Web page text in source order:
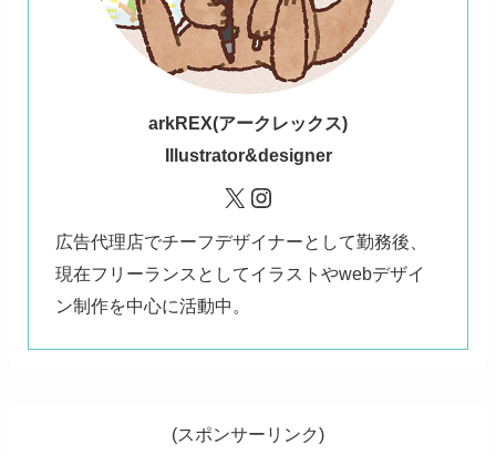
arkREX(アークレックス)
Illustrator&designer
X Instagram
広告代理店でチーフデザイナーとして勤務後、
現在フリーランスとしてイラストやwebデザイ
ン制作を中心に活動中。
(スポンサーリンク)